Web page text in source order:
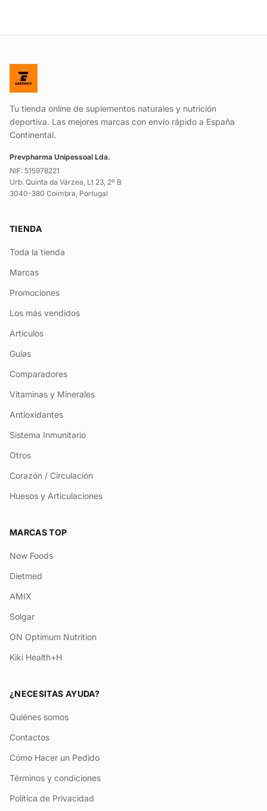
Tu tienda online de suplementos naturales y nutrición
deportiva. Las mejores marcas con envío rápido a España
Continental.
Prevpharma Unipessoal Lda.
NIF: 515978221
Urb. Quinta da Várzea, Lt 23, 2º B
3040-380 Coimbra, Portugal
TIENDA
Toda la tienda
Marcas
Promociones
Los más vendidos
Artículos
Guías
Comparadores
Vitaminas y Minerales
Antioxidantes
Sistema Inmunitario
Otros
Corazón / Circulación
Huesos y Articulaciones
MARCAS TOP
Now Foods
Dietmed
AMIX
Solgar
ON Optimum Nutrition
Kiki Health+H
¿NECESITAS AYUDA?
Quiénes somos
Contactos
Cómo Hacer un Pedido
Términos y condiciones
Política de Privacidad